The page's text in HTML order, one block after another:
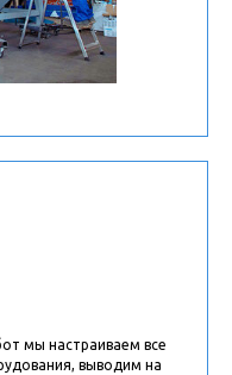
мы настраиваем все
выводим на